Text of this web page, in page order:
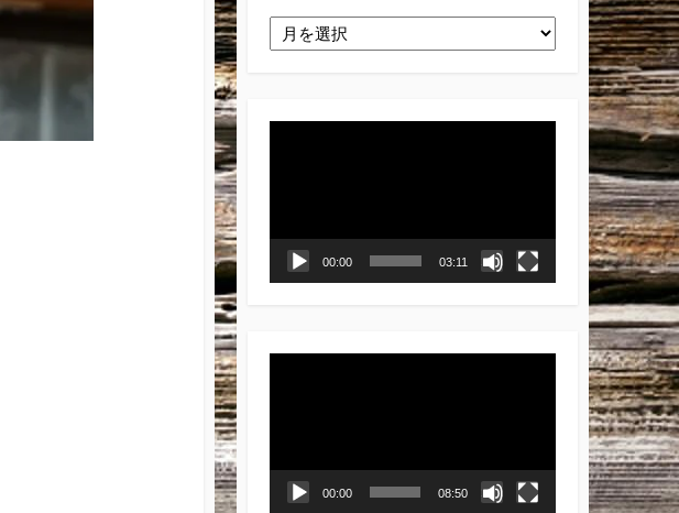
ー
ブ
00:00 03:11
00:00 08:50